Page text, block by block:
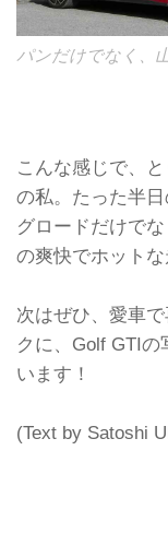
パンだけでなく、
こんな感じで、
の私。たった半
グロードだけで
の爽快でホットな
次はぜひ、愛車
クに、Golf GTI
います！
(Text by Satoshi